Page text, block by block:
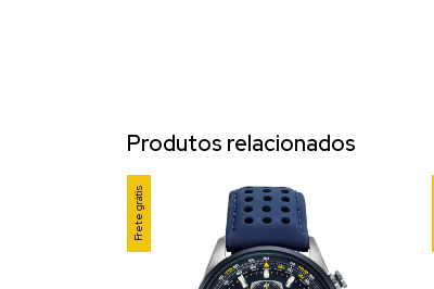
Produtos relacionados
Frete grátis